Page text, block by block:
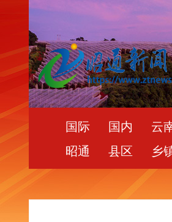
国际 国内
云
昭通
县区 乡